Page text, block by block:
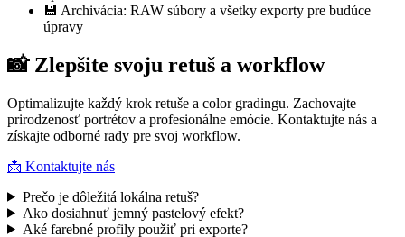
💾 Archivácia: RAW súbory a všetky exporty pre budúce
úpravy
📸 Zlepšite svoju retuš a workflow
Optimalizujte každý krok retuše a color gradingu. Zachovajte
prirodzenosť portrétov a profesionálne emócie. Kontaktujte nás a
získajte odborné rady pre svoj workflow.
📩 Kontaktujte nás
Prečo je dôležitá lokálna retuš?
Ako dosiahnuť jemný pastelový efekt?
Aké farebné profily použiť pri exporte?